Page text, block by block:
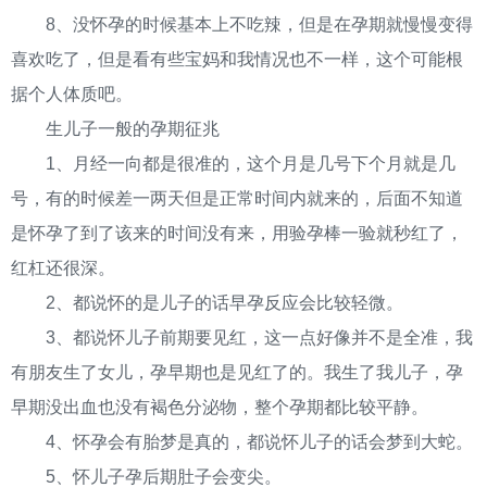
8、没怀孕的时候基本上不吃辣，但是在孕期就慢慢变得
喜欢吃了，但是看有些宝妈和我情况也不一样，这个可能根
据个人体质吧。
生儿子一般的孕期征兆
1、月经一向都是很准的，这个月是几号下个月就是几
号，有的时候差一两天但是正常时间内就来的，后面不知道
是怀孕了到了该来的时间没有来，用验孕棒一验就秒红了，
红杠还很深。
2、都说怀的是儿子的话早孕反应会比较轻微。
3、都说怀儿子前期要见红，这一点好像并不是全准，我
有朋友生了女儿，孕早期也是见红了的。我生了我儿子，孕
早期没出血也没有褐色分泌物，整个孕期都比较平静。
4、怀孕会有胎梦是真的，都说怀儿子的话会梦到大蛇。
5、怀儿子孕后期肚子会变尖。